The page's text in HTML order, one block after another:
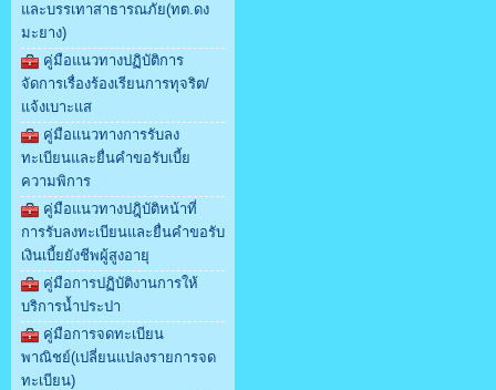
และบรรเทาสาธารณภัย(ทต.ดง
มะยาง)
คู่มือแนวทางปฏิบัติการ
จัดการเรื่องร้องเรียนการทุจริต/
แจ้งเบาะแส
คู่มือแนวทางการรับลง
ทะเบียนและยื่นคำขอรับเบี้ย
ความพิการ
คู่มือแนวทางปฎฺิบัติหน้าที่
การรับลงทะเบียนและยื่นคำขอรับ
เงินเบี้ยยังชีพผู้สูงอายุ
คู่มือการปฏิบัติงานการให้
บริการน้ำประปา
คู่มือการจดทะเบียน
พาณิชย์(เปลี่ยนแปลงรายการจด
ทะเบียน)